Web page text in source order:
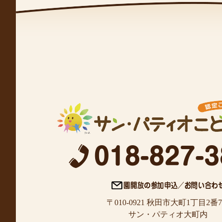
〒010-0921 秋田市大町1丁目2番
サン・パティオ大町内